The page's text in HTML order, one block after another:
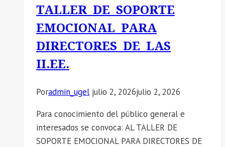
la
“Alerta
sanitaria
por
(enfermedad
mano
pie)”.
TALLER DE SOPORTE
EMOCIONAL PARA
DIRECTORES DE LAS
II.EE.
Poradmin_ugel julio 2, 2026julio 2, 2026
Para conocimiento del público general e
interesados se convoca: AL TALLER DE
SOPORTE EMOCIONAL PARA DIRECTORES DE